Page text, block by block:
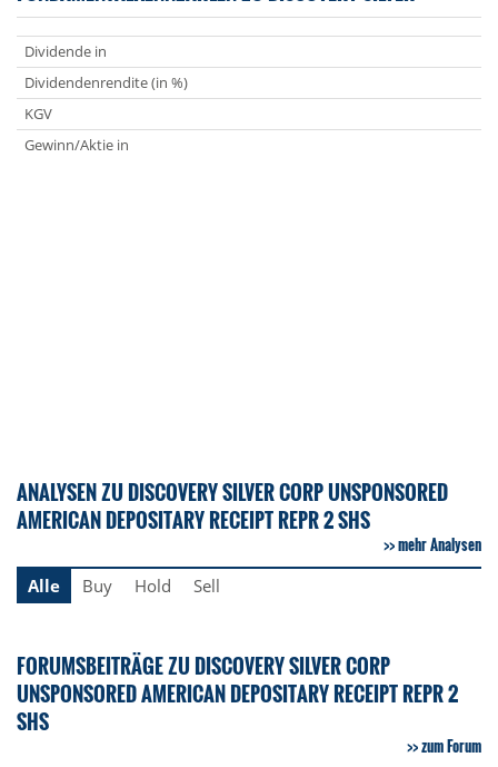
Dividende in
Dividendenrendite (in %)
KGV
Gewinn/Aktie in
ANALYSEN ZU DISCOVERY SILVER CORP UNSPONSORED
AMERICAN DEPOSITARY RECEIPT REPR 2 SHS
mehr Analysen
Alle
Buy Hold Sell
FORUMSBEITRÄGE ZU DISCOVERY SILVER CORP
UNSPONSORED AMERICAN DEPOSITARY RECEIPT REPR 2
SHS
zum Forum